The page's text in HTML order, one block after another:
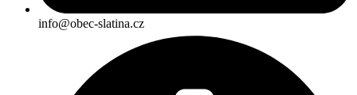
info@obec-slatina.cz​